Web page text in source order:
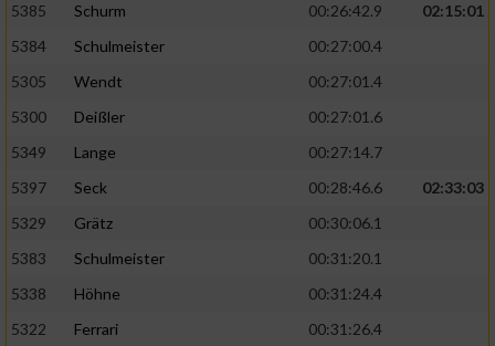
5385 Schurm 00:26:42.9
02:15:01
5384
Schulmeister
00:27:00.4
5305
Wendt
00:27:01.4
5300
Deißler
00:27:01.6
5349
Lange
00:27:14.7
5397
Seck 00:28:46.6
02:33:03
5329
Grätz
00:30:06.1
5383
Schulmeister
00:31:20.1
5338
Höhne
00:31:24.4
5322
Ferrari
00:31:26.4